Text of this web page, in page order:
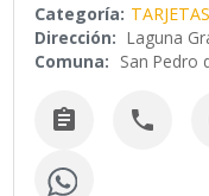
Categoría:
Dirección: Laguna
Comuna: San Pedro
 